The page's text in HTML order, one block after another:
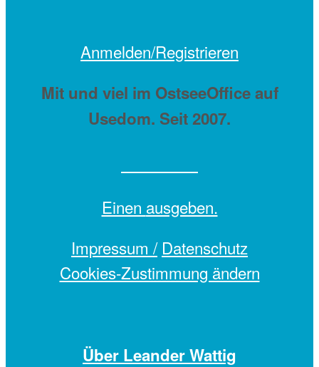
Anmelden/Registrieren
Mit und viel im OstseeOffice auf
Usedom. Seit 2007.
Einen ausgeben.
Impressum / Datenschutz
Cookies-Zustimmung ändern
Über Leander Wattig